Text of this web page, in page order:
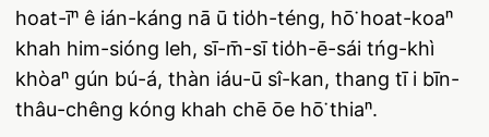
hoat-īⁿ ê ián-káng nā ū tio̍h-téng, hō͘ hoat-koaⁿ
khah him-sióng leh, sī-m̄-sī tio̍h-ē-sái tńg-khì
khòaⁿ gún bú-á, thàn iáu-ū sî-kan, thang tī i bīn-
thâu-chêng kóng khah chē ōe hō͘ thiaⁿ.